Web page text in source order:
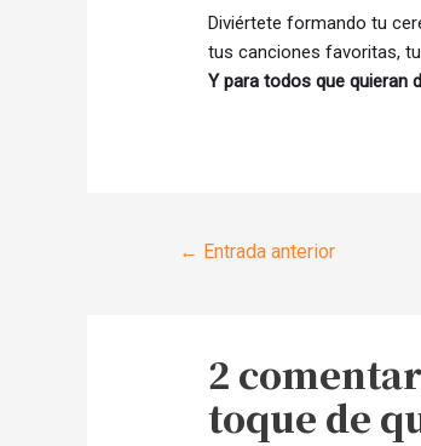
Diviértete formando tu
tus canciones favoritas,
Y para todos que quieran
Navegación
← Entrada anterior
2
toque de